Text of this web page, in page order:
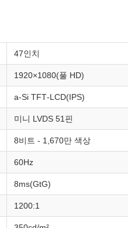
47인치
1920×1080(풀 HD)
a‑Si TFT‑LCD(IPS)
미니 LVDS 51핀
8비트 - 1,670만 색상
60Hz
8ms(GtG)
1200:1